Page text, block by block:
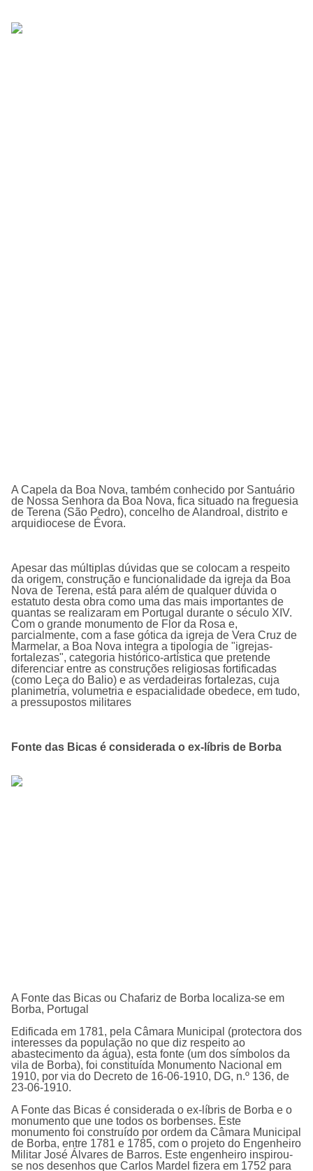
A Capela da Boa Nova, também conhecido por Santuário
de Nossa Senhora da Boa Nova, fica situado na freguesia
de Terena (São Pedro), concelho de Alandroal, distrito e
arquidiocese de Évora.
Apesar das múltiplas dúvidas que se colocam a respeito
da origem, construção e funcionalidade da igreja da Boa
Nova de Terena, está para além de qualquer dúvida o
estatuto desta obra como uma das mais importantes de
quantas se realizaram em Portugal durante o século XIV.
Com o grande monumento de Flor da Rosa e,
parcialmente, com a fase gótica da igreja de Vera Cruz de
Marmelar, a Boa Nova integra a tipologia de "igrejas-
fortalezas", categoria histórico-artística que pretende
diferenciar entre as construções religiosas fortificadas
(como Leça do Balio) e as verdadeiras fortalezas, cuja
planimetria, volumetria e espacialidade obedece, em tudo,
a pressupostos militares
Fonte das Bicas é considerada o ex-líbris de Borba
A Fonte das Bicas ou Chafariz de Borba localiza-se em
Borba, Portugal
Edificada em 1781, pela Câmara Municipal (protectora dos
interesses da população no que diz respeito ao
abastecimento da água), esta fonte (um dos sí­mbolos da
vila de Borba), foi constituí­da Monumento Nacional em
1910, por via do Decreto de 16-06-1910, DG, n.º 136, de
23-06-1910.
A Fonte das Bicas é considerada o ex-líbris de Borba e o
monumento que une todos os borbenses. Este
monumento foi construído por ordem da Câmara Municipal
de Borba, entre 1781 e 1785, com o projeto do Engenheiro
Militar José Álvares de Barros. Este engenheiro inspirou-
se nos desenhos que Carlos Mardel fizera em 1752 para